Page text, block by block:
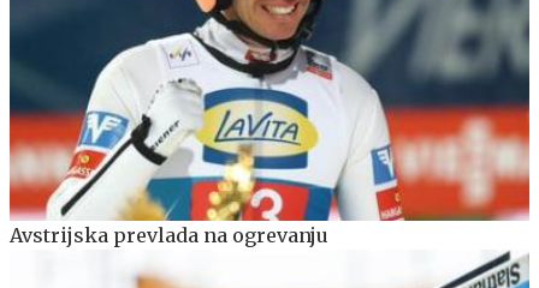
Avstrijska prevlada na ogrevanju